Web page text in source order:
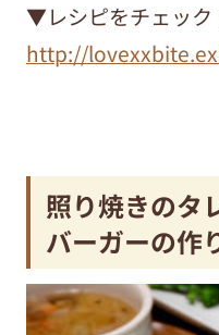
▼レシピをチェック
http://
照り焼きのタ
バーガーの作